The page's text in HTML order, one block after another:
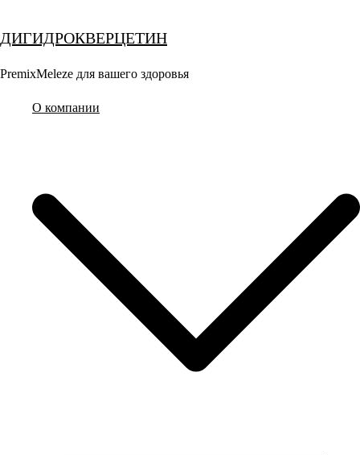
к
содержимому
ДИГИДРОКВЕРЦЕТИН
PremixMeleze для вашего здоровья
О компании